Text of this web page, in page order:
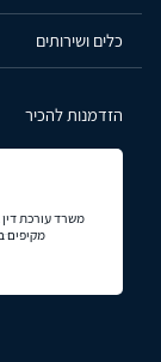
כלים ושירותים
הזדמנות להכיר
משרד עורכת
מקיפים